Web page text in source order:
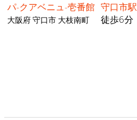
パ-クアベニュ-壱番館
大阪府 守口市 大枝南町
守口市駅
徒歩6分